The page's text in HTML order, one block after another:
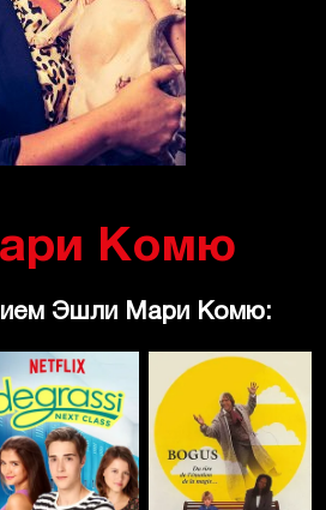
Комю
Эшли Мари Комю: